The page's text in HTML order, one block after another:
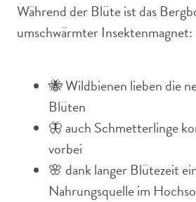
Während der Blüte ist das
umschwärmter Insektenmagnet:
🐝 Wildbienen lieben die
Blüten
🦋 auch Schmetterlinge
vorbei
🌸 dank langer Blütezeit
Nahrungsquelle im